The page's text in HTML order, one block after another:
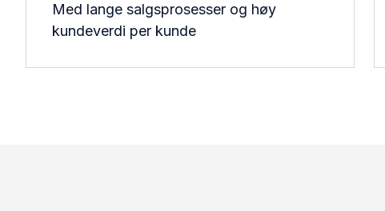
Med lange salgsprosesser og høy
kundeverdi per kunde